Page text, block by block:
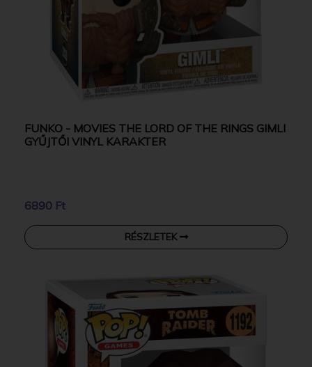
FUNKO - MOVIES THE LORD OF THE RINGS GIMLI
GYŰJTŐI VINYL KARAKTER
6890 Ft
RÉSZLETEK